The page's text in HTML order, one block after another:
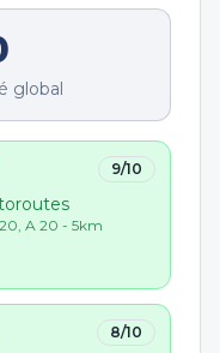
global
9/10
A 20 - 5km
8/10